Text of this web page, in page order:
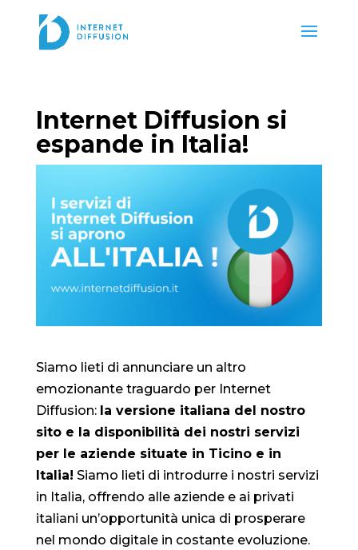
Internet Diffusion si
espande in Italia!
Siamo lieti di annunciare un altro
emozionante traguardo per Internet
Diffusion: la versione italiana del nostro
sito e la disponibilità dei nostri servizi
per le aziende situate in Ticino e in
Italia! Siamo lieti di introdurre i nostri servizi
in Italia, offrendo alle aziende e ai privati
italiani un’opportunità unica di prosperare
nel mondo digitale in costante evoluzione.